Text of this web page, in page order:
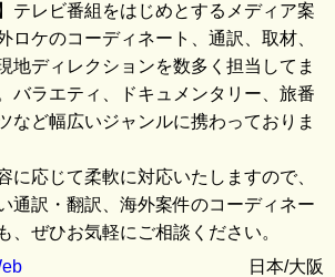
テレビ番組をはじめとするメディア案
ロケのコーディネート、通訳、取材、
地ディレクションを数多く担当してま
バラエティ、ドキュメンタリー、旅番
など幅広いジャンルに携わっておりま
に応じて柔軟に対応いたしますので、
通訳・翻訳、海外案件のコーディネー
、ぜひお気軽にご相談ください。
日本/大阪